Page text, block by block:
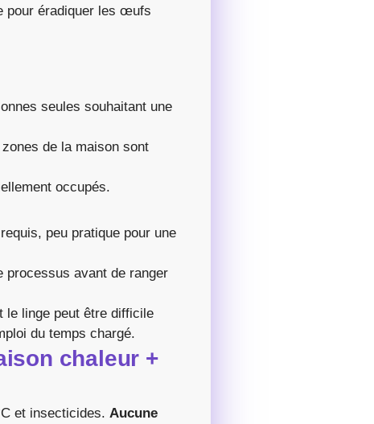
pour éradiquer les œufs
seules souhaitant une
de la maison sont
occupés.
peu pratique pour une
processus avant de ranger
le linge peut être difficile
du temps chargé.
chaleur +
et insecticides. Aucune